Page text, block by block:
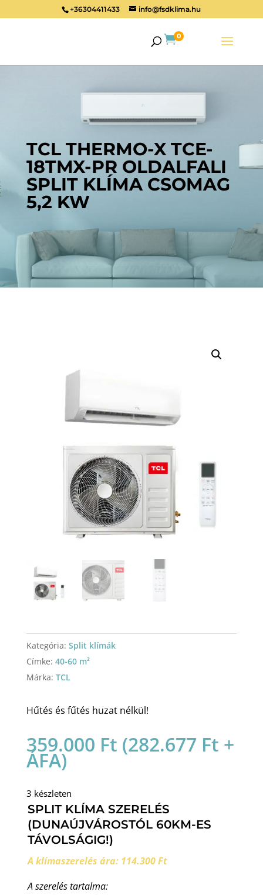
+36304411433 info@fsdklima.hu
0
TCL THERMO-X TCE-
18TMX-PR OLDALFALI
SPLIT KLÍMA CSOMAG
5,2 KW
Kategória: Split klímák
Címke: 40-60 m²
Márka: TCL
Hűtés és fűtés huzat nélkül!
359.000 Ft (282.677 Ft +
ÁFA)
3 készleten
SPLIT KLÍMA SZERELÉS
(DUNAÚJVÁROSTÓL 60KM-ES
TÁVOLSÁGIG!)
A klímaszerelés ára: 114.300 Ft
A szerelés tartalma: